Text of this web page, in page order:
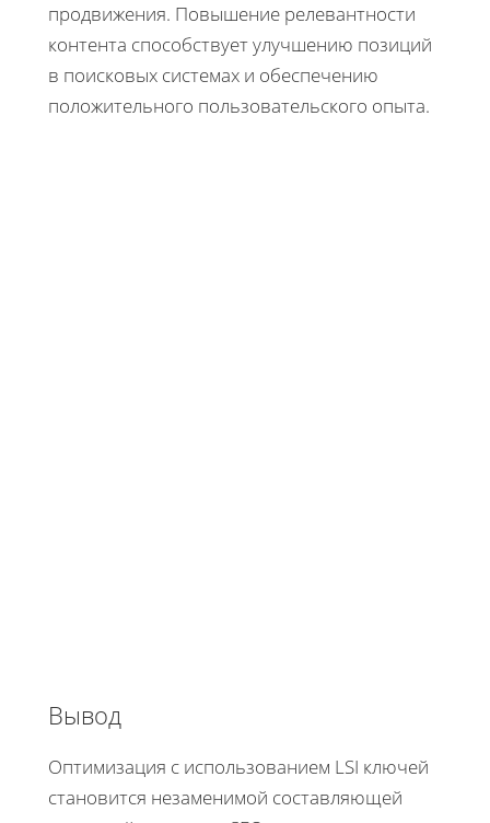
продвижения. Повышение релевантности
контента способствует улучшению позиций
в поисковых системах и обеспечению
положительного пользовательского опыта.
Вывод
Оптимизация с использованием LSI ключей
становится незаменимой составляющей